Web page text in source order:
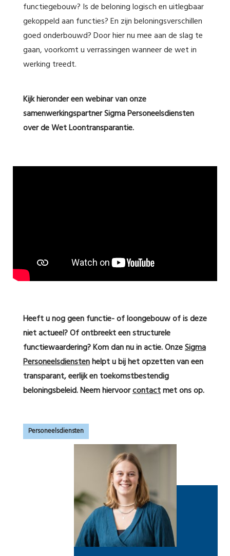
functiegebouw? Is de beloning logisch en uitlegbaar
gekoppeld aan functies? En zijn beloningsverschillen
goed onderbouwd? Door hier nu mee aan de slag te
gaan, voorkomt u verrassingen wanneer de wet in
werking treedt.
Kijk hieronder een webinar van onze
samenwerkingspartner Sigma Personeelsdiensten
over de Wet Loontransparantie.
Heeft u nog geen functie- of loongebouw of is deze
niet actueel? Of ontbreekt een structurele
functiewaardering? Kom dan nu in actie. OnzeSigma
Personeelsdienstenhelpt u bij het opzetten van een
transparant, eerlijk en toekomstbestendig
beloningsbeleid. Neem hiervoorcontactmet ons op.
Personeelsdiensten